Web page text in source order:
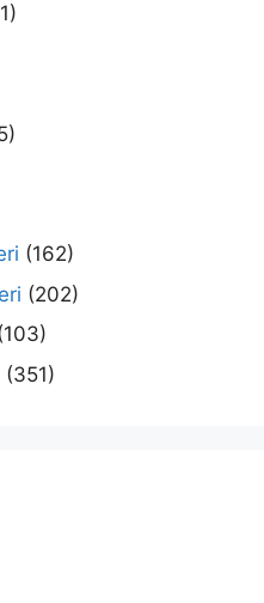
(162)
(202)
(351)